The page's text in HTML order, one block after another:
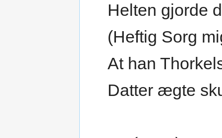
Helten gjorde
(Heftig Sorg
At han
Datter ægte